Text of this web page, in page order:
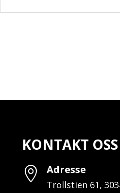
KONTAKT OSS
 Adresse
Trollstien 61,